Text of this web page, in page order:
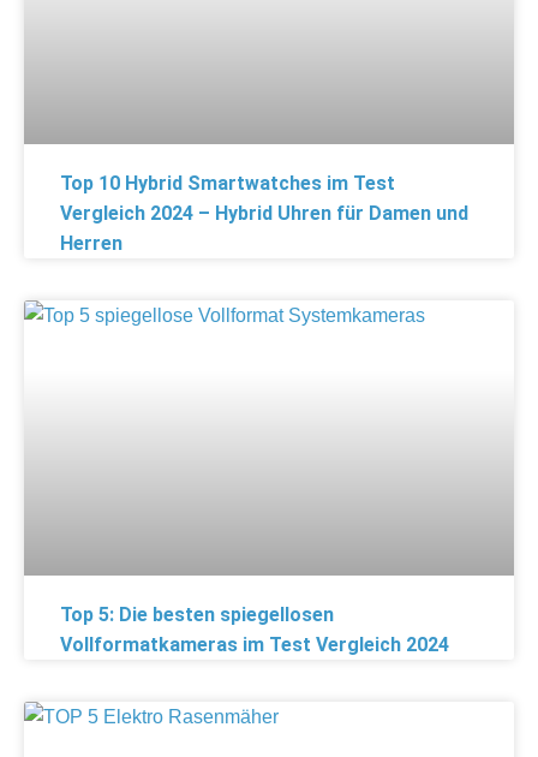
Top 10 Hybrid Smartwatches im Test
Vergleich 2024 – Hybrid Uhren für Damen und
Herren
Top 5: Die besten spiegellosen
Vollformatkameras im Test Vergleich 2024